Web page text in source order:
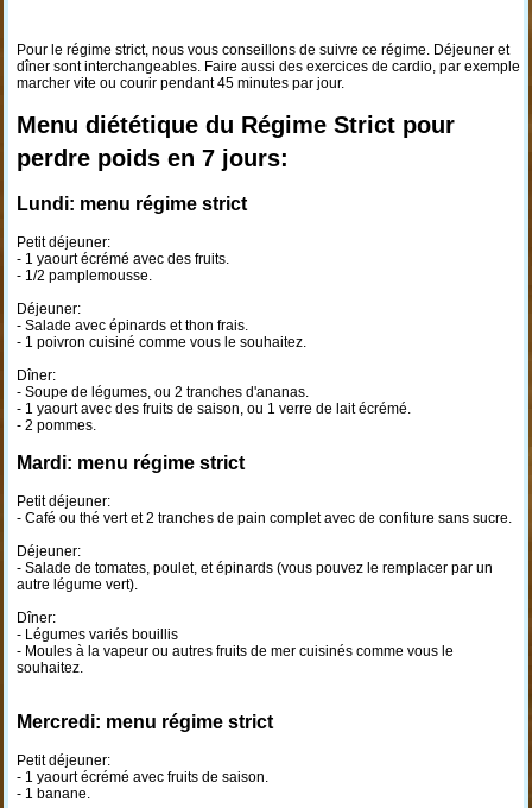
Pour le régime strict, nous vous conseillons de suivre ce régime. Déjeuner et
dîner sont interchangeables. Faire aussi des exercices de cardio, par exemple
marcher vite ou courir pendant 45 minutes par jour.
Menu diététique du Régime Strict pour
perdre poids en 7 jours:
Lundi: menu régime strict
Petit déjeuner:
- 1 yaourt écrémé avec des fruits.
- 1/2 pamplemousse.
Déjeuner:
- Salade avec épinards et thon frais.
- 1 poivron cuisiné comme vous le souhaitez.
Dîner:
- Soupe de légumes, ou 2 tranches d'ananas.
- 1 yaourt avec des fruits de saison, ou 1 verre de lait écrémé.
- 2 pommes.
Mardi: menu régime strict
Petit déjeuner:
- Café ou thé vert et 2 tranches de pain complet avec de confiture sans sucre.
Déjeuner:
- Salade de tomates, poulet, et épinards (vous pouvez le remplacer par un
autre légume vert).
Dîner:
- Légumes variés bouillis
- Moules à la vapeur ou autres fruits de mer cuisinés comme vous le
souhaitez.
Mercredi: menu régime strict
Petit déjeuner:
- 1 yaourt écrémé avec fruits de saison.
- 1 banane.